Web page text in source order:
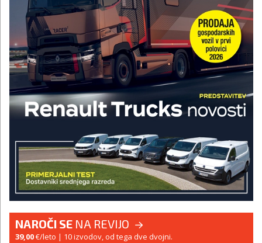
NAROČI SE NA REVIJO
39,00€/leto | 10 izvodov, od tega dve dvojni.